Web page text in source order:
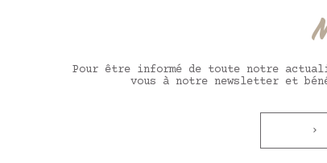
Pour être informé de toute notre
vous à notre newsletter et